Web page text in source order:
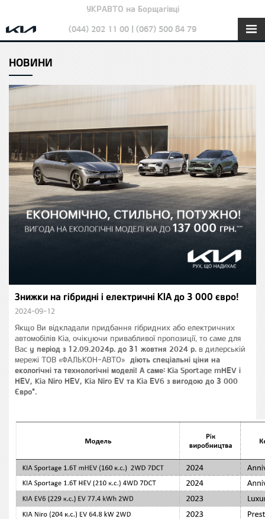
УКРАВТО на Борщагівці
(044) 202 11 00 | (067) 500 84 79
НОВИНИ
Знижки на гібридні і електричні KIA до 3 000 євро!
2024-09-12
Якщо Ви відкладали придбання гібридних або електричних
автомобілів Kia, очікуючи привабливої пропозиції, то саме для
Вас у період з 12.09.2024р. до 31 жовтня 2024 р. в дилерській
мережі ТОВ «ФАЛЬКОН-АВТО» діють спеціальні ціни на
екологічні та технологічні моделі! А саме: Kia Sportage mHEV і
HEV, Kia Niro HEV, Kia Niro EV та Kia EV6 з вигодою до 3 000
Євро*.